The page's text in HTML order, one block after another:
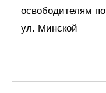
освободителям по
ул. Минской